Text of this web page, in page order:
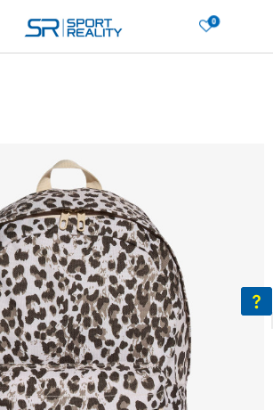
0
karticom online i preuzmite u prodavnici po vašem
izboru
SAZNAJTE VIŠE